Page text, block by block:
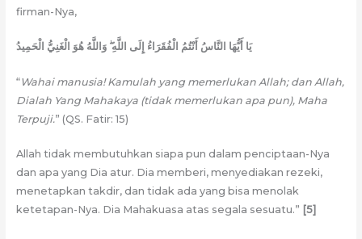
firman-Nya,
يَا أَيُّهَا النَّاسُ أَنْتُمُ الْفُقَرَاءُ إِلَى اللَّهِ ۖ وَاللَّهُ هُوَ الْغَنِيُّ الْحَمِيدُ
“Wahai manusia! Kamulah yang memerlukan Allah; dan Allah,
Dialah Yang Mahakaya (tidak memerlukan apa pun), Maha
Terpuji.” (QS. Fatir: 15)
Allah tidak membutuhkan siapa pun dalam penciptaan-Nya
dan apa yang Dia atur. Dia memberi, menyediakan rezeki,
menetapkan takdir, dan tidak ada yang bisa menolak
ketetapan-Nya. Dia Mahakuasa atas segala sesuatu.” [5]